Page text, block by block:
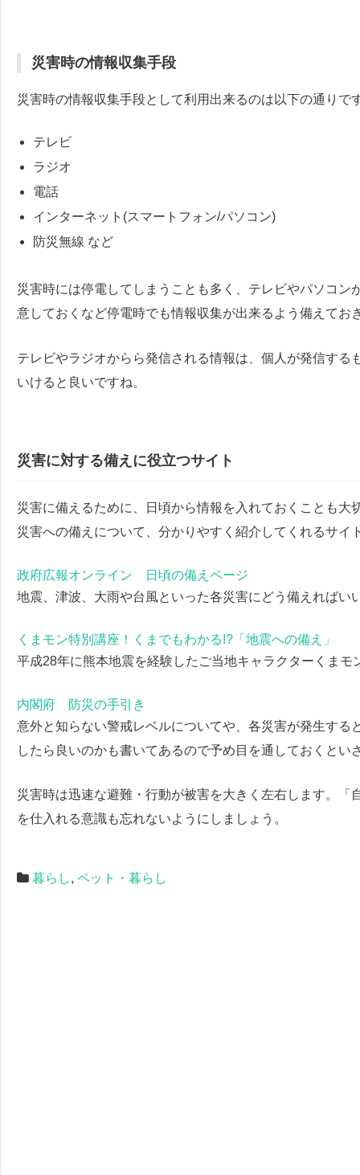
災害時の情報収集手段
災害時の情報収集手段として利用出来るのは以下の通りで
テレビ
ラジオ
電話
インターネット(スマートフォン/パソコン)
防災無線 など
災害時には停電してしまうことも多く、テレビやパソコ
意しておくなど停電時でも情報収集が出来るよう備えてお
テレビやラジオからら発信される情報は、個人が発信する
いけると良いですね。
災害に対する備えに役立つサイト
災害に備えるために、日頃から情報を入れておくことも大
災害への備えについて、分かりやすく紹介してくれるサイ
政府広報オンライン 日頃の備えページ
地震、津波、大雨や台風といった各災害にどう備えれば
くまモン特別講座！くまでもわかる!?「地震への備え」
平成28年に熊本地震を経験したご当地キャラクターくま
内閣府 防災の手引き
意外と知らない警戒レベルについてや、各災害が発生す
したら良いのかも書いてあるので予め目を通しておくと
災害時は迅速な避難・行動が被害を大きく左右します。
を仕入れる意識も忘れないようにしましょう。
暮らし, ペット・暮らし